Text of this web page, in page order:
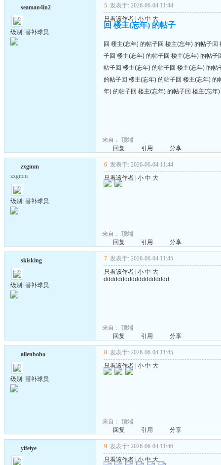
seaman4in2
级别: 替补球员
5 发表于: 2026-06-04 11:44
只看该作者| 小 中 大
回 楼主(忘年) 的帖子
回 楼主(忘年) 的帖子回 楼主(忘年) 的帖子
子回 楼主(忘年) 的帖子回 楼主(忘年) 的帖
帖子回 楼主(忘年) 的帖子回 楼主(忘年) 的
的帖子回 楼主(忘年) 的帖子回 楼主(忘年)
年) 的帖子回 楼主(忘年) 的帖子回 楼主(忘年
来自： 顶端
回复
引用 分享
zxgmm
zxgmm
级别: 替补球员
6 发表于: 2026-06-04 11:44
只看该作者 小 中 大
来自： 顶端
回复
引用 分享
skisking
级别: 替补球员
7 发表于: 2026-06-04 11:45
只看该作者 小 中 大
ddddddddddddddddddd
来自： 顶端
回复
引用 分享
allenbobo
级别: 替补球员
8 发表于: 2026-06-04 11:45
只看该作者 小 中 大
来自： 顶端
回复
引用 分享
yifeiye 9 发表于: 2026-06-04 11:46
只看该作者 |小 中 大